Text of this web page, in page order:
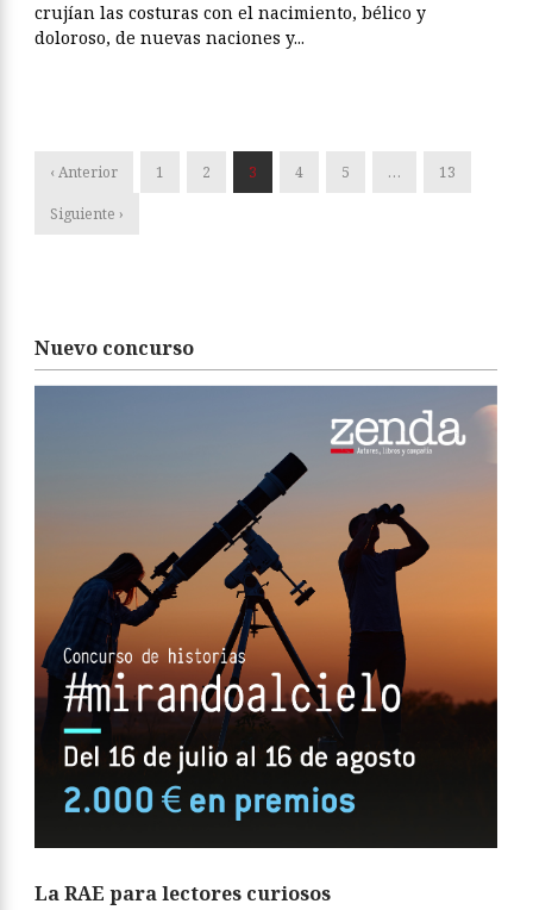
crujían las costuras con el nacimiento, bélico y
doloroso, de nuevas naciones y...
‹ Anterior 1 2 3 4 5 … 13
Siguiente ›
Nuevo concurso
La RAE para lectores curiosos